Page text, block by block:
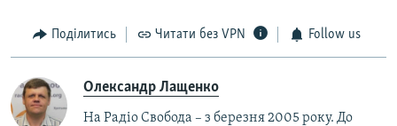
Поділитись Читати без VPN Follow us
Олександр Лащенко
На Радіо Свобода – з березня 2005 року. До